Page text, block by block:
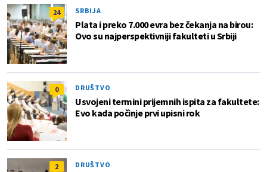
24 SRBIJA
Plata i preko 7.000 evra bez čekanja na birou:
Ovo su najperspektivniji fakulteti u Srbiji
0 DRUŠTVO
Usvojeni termini prijemnih ispita za fakultete:
Evo kada počinje prvi upisni rok
2 DRUŠTVO